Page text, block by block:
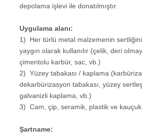
depolama işlevi ile donatılmıştır.
Uygulama alanı:
1) Her türlü metal malzemenin
yaygın olarak kullanılır (çelik, deri
çimentolu karbür, sac, vb.)
2) Yüzey tabakası / kaplama
dekarbürizasyon tabakası, yüzey
galvanizli kaplama, vb.)
3) Cam, çip, seramik, plastik ve
Şartname: